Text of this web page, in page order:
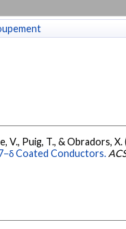
V., Puig, T., & Obradors, X.
Coated Conductors.